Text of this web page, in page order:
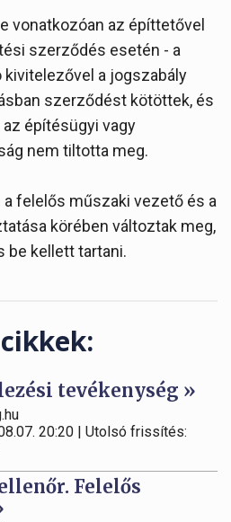
vonatkozóan az építtetővel
szerződés esetén - a
a jogszabály
szerződést kötöttek, és
építésügyi vagy
nem tiltotta meg.
felelős műszaki vezető és a
körében változtak meg,
be kellett tartani.
tevékenység »
20:20 | Utolsó frissítés:
Felelős